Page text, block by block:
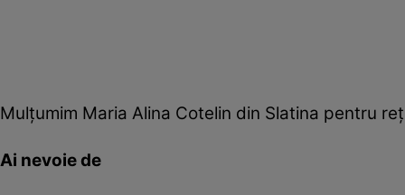
Mulţumim Maria Alina Cotelin din Slatina pentru
Ai nevoie de